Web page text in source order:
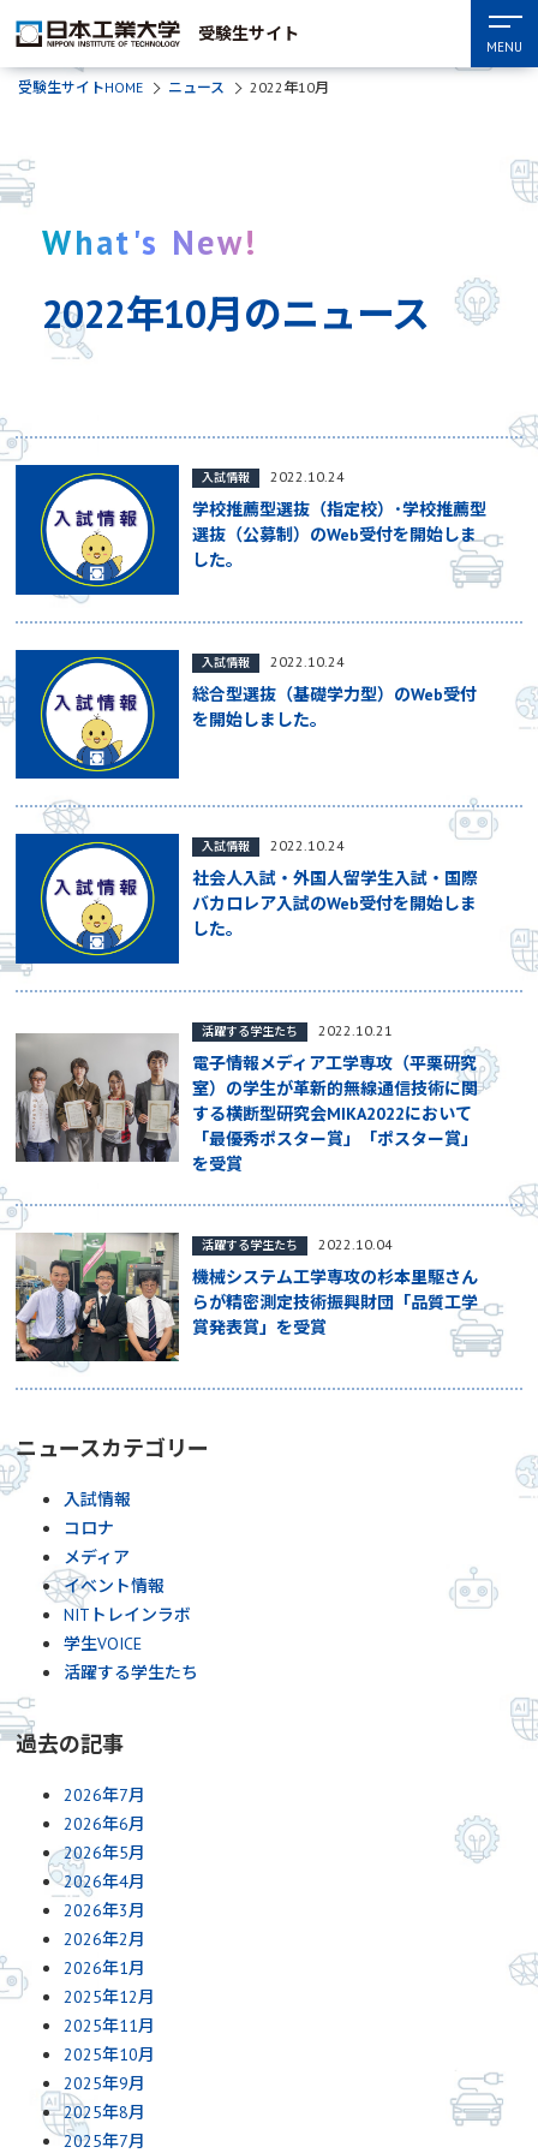
受験生サイト
MENU
受験生サイトHOME ニュース 2022年10月
What's New!
2022年10月のニュース
学校推薦型選抜（指定校）･学校推薦型
選抜（公募制）のWeb受付を開始しま
した。
入試情報 2022.10.24
総合型選抜（基礎学力型）のWeb受付
を開始しました。
入試情報 2022.10.24
社会人入試・外国人留学生入試・国際
バカロレア入試のWeb受付を開始しま
した。
入試情報 2022.10.24
電子情報メディア工学専攻（平栗研究
室）の学生が革新的無線通信技術に関
する横断型研究会MIKA2022において
「最優秀ポスター賞」「ポスター賞」
を受賞
活躍する学生たち 2022.10.21
機械システム工学専攻の杉本里駆さん
らが精密測定技術振興財団「品質工学
賞発表賞」を受賞
活躍する学生たち 2022.10.04
ニュースカテゴリー
入試情報
コロナ
メディア
イベント情報
NITトレインラボ
学生VOICE
活躍する学生たち
過去の記事
2026年7月
2026年6月
2026年5月
2026年4月
2026年3月
2026年2月
2026年1月
2025年12月
2025年11月
2025年10月
2025年9月
2025年8月
2025年7月